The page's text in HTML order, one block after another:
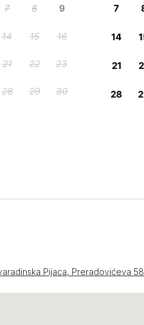
Pijaca, Preradovićeva 58